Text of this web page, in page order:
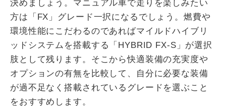
決めましょう。マニュアル車で走りを楽しみたい
方は「FX」グレード一択になるでしょう。燃費や
環境性能にこだわるのであればマイルドハイブリ
ッドシステムを搭載する「HYBRID FX-S」が選択
肢として残ります。そこから快適装備の充実度や
オプションの有無を比較して、自分に必要な装備
が過不足なく搭載されているグレードを選ぶこと
をおすすめします。